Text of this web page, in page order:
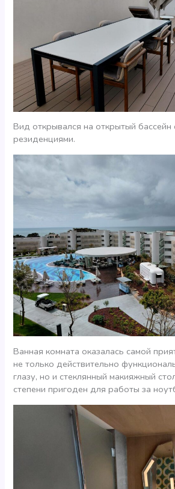
Вид открывался на открытый бассейн
резиденциями.
Ванная комната оказалась самой
не только действительно
глазу, но и стеклянный макияжный
степени пригоден для работы за